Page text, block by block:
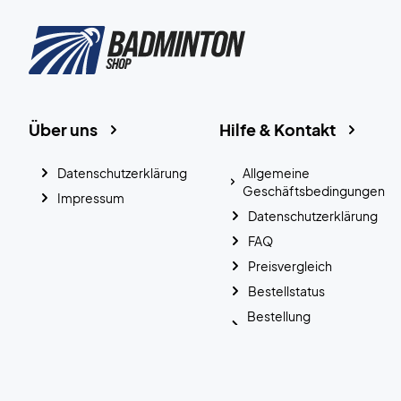
Hilfe & Kontakt
Allgemeine
Geschäftsbedingungen
Datenschutzerklärung
FAQ
Preisvergleich
Bestellstatus
Bestellung
Über uns
Datenschutzerklärung
Impressum